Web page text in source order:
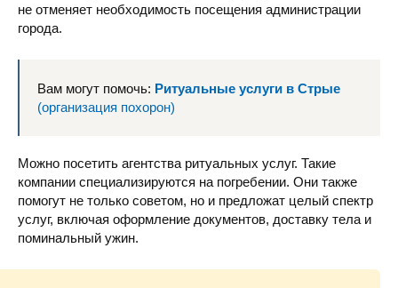
не отменяет необходимость посещения администрации
города.
Вам могут помочь: Ритуальные услуги в Стрые
(организация похорон)
Можно посетить агентства ритуальных услуг. Такие
компании специализируются на погребении. Они также
помогут не только советом, но и предложат целый спектр
услуг, включая оформление документов, доставку тела и
поминальный ужин.